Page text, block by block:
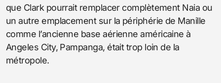
que Clark pourrait remplacer complètement Naia ou
un autre emplacement sur la périphérie de Manille
comme l’ancienne base aérienne américaine à
Angeles City, Pampanga, était trop loin de la
métropole.